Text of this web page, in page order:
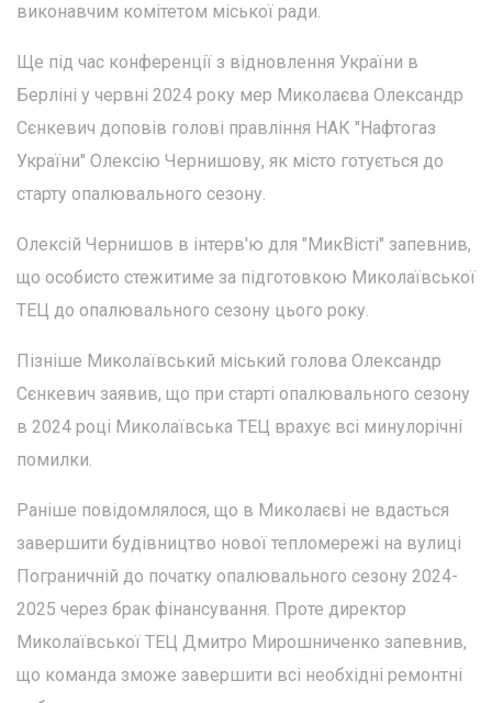
виконавчим комітетом міської ради.
Ще під час конференції з відновлення України в
Берліні у червні 2024 року мер Миколаєва Олександр
Сєнкевич доповів голові правління НАК "Нафтогаз
України" Олексію Чернишову, як місто готується до
старту опалювального сезону.
Олексій Чернишов в інтерв'ю для "МикВісті" запевнив,
що особисто стежитиме за підготовкою Миколаївської
ТЕЦ до опалювального сезону цього року.
Пізніше Миколаївський міський голова Олександр
Сєнкевич заявив, що при старті опалювального сезону
в 2024 році Миколаївська ТЕЦ врахує всі минулорічні
помилки.
Раніше повідомлялося, що в Миколаєві не вдасться
завершити будівництво нової тепломережі на вулиці
Пограничній до початку опалювального сезону 2024-
2025 через брак фінансування. Проте директор
Миколаївської ТЕЦ Дмитро Мирошниченко запевнив,
що команда зможе завершити всі необхідні ремонтні